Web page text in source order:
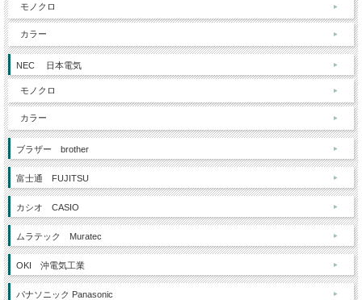
モノクロ
カラー
NEC 日本電気
モノクロ
カラー
ブラザー brother
富士通 FUJITSU
カシオ CASIO
ムラテック Muratec
OKI 沖電気工業
パナソニック Panasonic